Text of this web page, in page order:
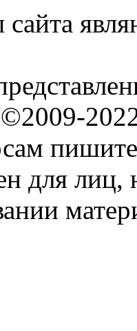
для